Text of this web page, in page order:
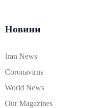
Новини
Iran News
Coronavirus
World News
Our Magazines